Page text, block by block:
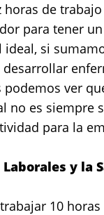
de
para tener
si
podemos ver
no es siempre
para la
y la
10